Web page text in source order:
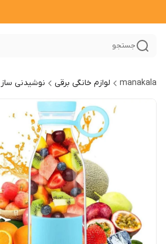
جستجو
manakala لوازم خانگی برقی نوشیدنی ساز